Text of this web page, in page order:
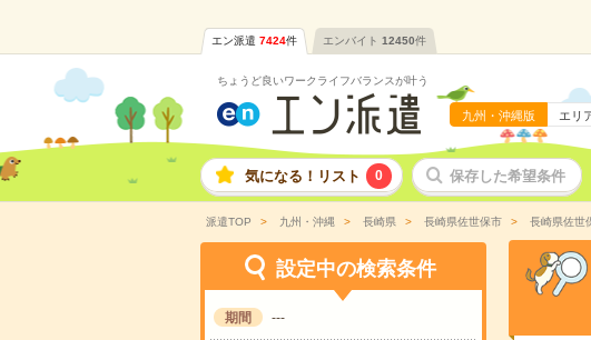
エン派遣 7424件 エンバイト 12450件
ちょうど良いワークライフバランスが叶う
九州・沖縄版 エリ
気になる！リスト 0 保存した希望条件
派遣TOP 九州・沖縄 長崎県 長崎県佐世保市 長崎県佐世
設定中の検索条件
期間 ---